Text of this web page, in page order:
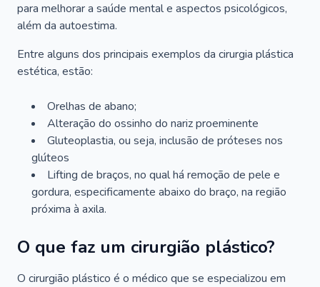
para melhorar a saúde mental e aspectos psicológicos,
além da autoestima.
Entre alguns dos principais exemplos da cirurgia plástica
estética, estão:
Orelhas de abano;
Alteração do ossinho do nariz proeminente
Gluteoplastia, ou seja, inclusão de próteses nos
glúteos
Lifting de braços, no qual há remoção de pele e
gordura, especificamente abaixo do braço, na região
próxima à axila.
O que faz um cirurgião plástico?
O cirurgião plástico é o médico que se especializou em